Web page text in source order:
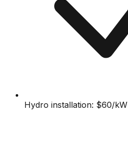
Hydro installation: $60/kW